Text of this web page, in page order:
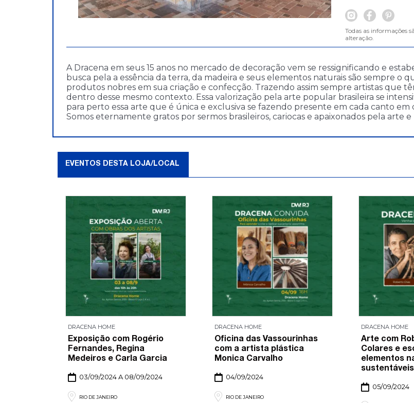
Todas as informações
alteração.
A Dracena em seus 15 anos no mercado de decoração vem se ressignificando e
busca pela a essência da terra, da madeira e seus elementos naturais são sempre o
produtos nobres em sua criação e confecção. Trazendo assim sempre artistas que
dentro desse mesmo contexto. Essa valorização pela arte popular brasileira se
para perto essa arte que é única e exclusiva se fazendo presente em cada canto
Somos eternamente gratos por sermos brasileiros, cariocas e apaixonados pela arte e
EVENTOS DESTA LOJA/LOCAL
DRACENA HOME
Exposição com Rogério
Fernandes, Regina
Medeiros e Carla Garcia
03/09/2024 A 08/09/2024
RIO DE JANEIRO
DRACENA HOME
Oficina das Vassourinhas
com a artista plástica
Monica Carvalho
04/09/2024
RIO DE JANEIRO
DRACENA HOME
Arte com
Colares e
elementos
sustentáveis
05/09/2024